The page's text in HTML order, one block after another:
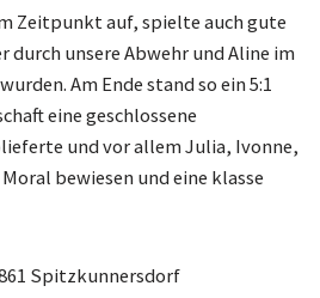
Zeitpunkt auf, spielte auch gute
durch unsere Abwehr und Aline im
Am Ende stand so ein 5:1
eine geschlossene
und vor allem Julia, Ivonne,
bewiesen und eine klasse
Spitzkunnersdorf